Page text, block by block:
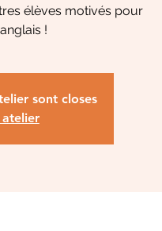
élèves motivés pour
!
sont closes